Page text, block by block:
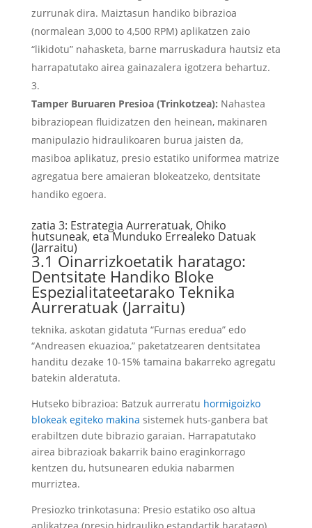
zurrunak dira. Maiztasun handiko bibrazioa
(normalean 3,000 to 4,500 RPM) aplikatzen zaio
“likidotu” nahasketa, barne marruskadura hautsiz eta
harrapatutako airea gainazalera igotzera behartuz.
Tamper Buruaren Presioa (Trinkotzea): Nahastea
bibraziopean fluidizatzen den heinean, makinaren
manipulazio hidraulikoaren burua jaisten da,
masiboa aplikatuz, presio estatiko uniformea ​​matrize
agregatua bere amaieran blokeatzeko, dentsitate
handiko egoera.
zatia 3: Estrategia Aurreratuak, Ohiko
hutsuneak, eta Munduko Errealeko Datuak
(Jarraitu)
3.1 Oinarrizkoetatik haratago:
Dentsitate Handiko Bloke
Espezialitateetarako Teknika
Aurreratuak (Jarraitu)
teknika, askotan gidatuta “Furnas eredua” edo
“Andreasen ekuazioa,” paketatzearen dentsitatea
handitu dezake 10-15% tamaina bakarreko agregatu
batekin alderatuta.
Hutseko bibrazioa: Batzuk aurreratu hormigoizko
blokeak egiteko makina sistemek huts-ganbera bat
erabiltzen dute bibrazio garaian. Harrapatutako
airea bibrazioak bakarrik baino eraginkorrago
kentzen du, hutsunearen edukia nabarmen
murriztea.
Presiozko trinkotasuna: Presio estatiko oso altua